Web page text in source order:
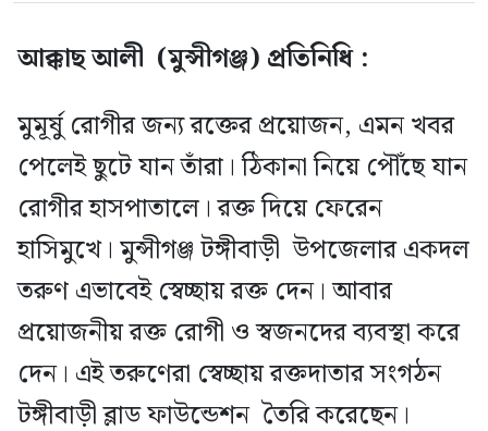
আক্কাছ আলী (মুন্সীগঞ্জ) প্রতিনিধি :
মুমূর্ষু রোগীর জন্য রক্তের প্রয়োজন, এমন খবর
পেলেই ছুটে যান তাঁরা। ঠিকানা নিয়ে পৌঁছে যান
রোগীর হাসপাতালে। রক্ত দিয়ে ফেরেন
হাসিমুখে। মুন্সীগঞ্জ টঙ্গীবাড়ী উপজেলার একদল
তরুণ এভাবেই স্বেচ্ছায় রক্ত দেন। আবার
প্রয়োজনীয় রক্ত রোগী ও স্বজনদের ব্যবস্থা করে
দেন। এই তরুণেরা স্বেচ্ছায় রক্তদাতার সংগঠন
টঙ্গীবাড়ী ব্লাড ফাউন্ডেশন তৈরি করেছেন।